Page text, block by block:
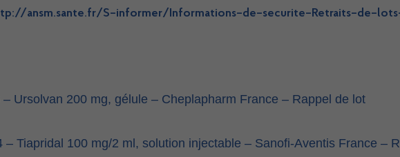
://ansm.sante.fr/S–informer/Informations–de–securite–Retraits–de–lots
– Ursolvan 200 mg, gélule – Cheplapharm France – Rappel de lot
– Tiapridal 100 mg/2 ml, solution injectable – Sanofi-Aventis France –